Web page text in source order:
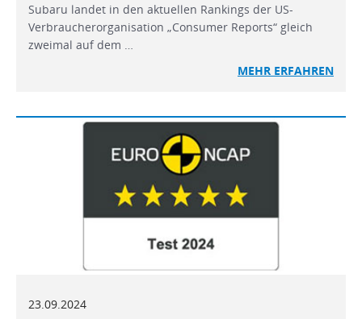
Subaru landet in den aktuellen Rankings der US-
Verbraucherorganisation „Consumer Reports“ gleich
zweimal auf dem …
MEHR ERFAHREN
23.09.2024